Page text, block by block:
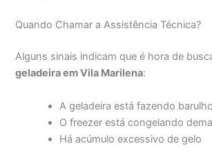
Quando Chamar a Assistência Técnica?
Alguns sinais indicam que é hora de
geladeira em Vila Marilena:
A geladeira está fazendo
O freezer está congelando
Há acúmulo excessivo de gelo